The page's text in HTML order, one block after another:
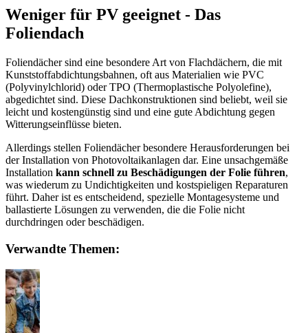
Weniger für PV geeignet - Das
Foliendach
Foliendächer sind eine besondere Art von Flachdächern, die mit
Kunststoffabdichtungsbahnen, oft aus Materialien wie PVC
(Polyvinylchlorid) oder TPO (Thermoplastische Polyolefine),
abgedichtet sind. Diese Dachkonstruktionen sind beliebt, weil sie
leicht und kostengünstig sind und eine gute Abdichtung gegen
Witterungseinflüsse bieten.
Allerdings stellen Foliendächer besondere Herausforderungen bei
der Installation von Photovoltaikanlagen dar. Eine unsachgemäße
Installation kann schnell zu Beschädigungen der Folie führen,
was wiederum zu Undichtigkeiten und kostspieligen Reparaturen
führt. Daher ist es entscheidend, spezielle Montagesysteme und
ballastierte Lösungen zu verwenden, die die Folie nicht
durchdringen oder beschädigen.
Verwandte Themen: